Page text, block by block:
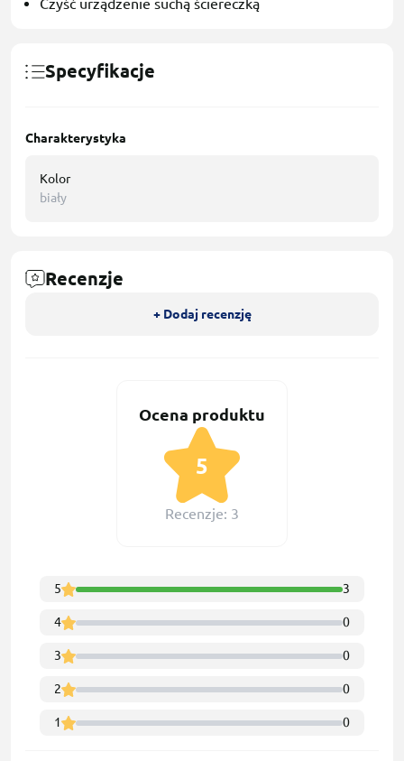
Czyść urządzenie suchą ściereczką
Specyfikacje
Charakterystyka
Kolor
biały
Recenzje
+ Dodaj recenzję
Ocena produktu
5
Recenzje: 3
5 3
4 0
3 0
2 0
1 0